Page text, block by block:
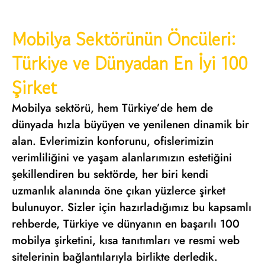
Mobilya Sektörünün Öncüleri:
Türkiye ve Dünyadan En İyi 100
Şirket
Mobilya sektörü, hem Türkiye’de hem de
dünyada hızla büyüyen ve yenilenen dinamik bir
alan. Evlerimizin konforunu, ofislerimizin
verimliliğini ve yaşam alanlarımızın estetiğini
şekillendiren bu sektörde, her biri kendi
uzmanlık alanında öne çıkan yüzlerce şirket
bulunuyor. Sizler için hazırladığımız bu kapsamlı
rehberde, Türkiye ve dünyanın en başarılı 100
mobilya şirketini, kısa tanıtımları ve resmi web
sitelerinin bağlantılarıyla birlikte derledik.